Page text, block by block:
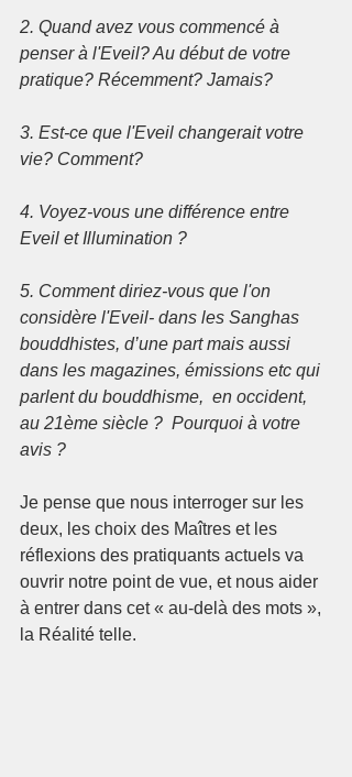
2. Quand avez vous commencé à
penser à l'Eveil? Au début de votre
pratique? Récemment? Jamais?
3. Est-ce que l'Eveil changerait votre
vie? Comment?
4. Voyez-vous une différence entre
Eveil et Illumination ?
5. Comment diriez-vous que l'on
considère l'Eveil- dans les Sanghas
bouddhistes, d’une part mais aussi
dans les magazines, émissions etc qui
parlent du bouddhisme,  en occident,
au 21ème siècle ?  Pourquoi à votre
avis ?
Je pense que nous interroger sur les
deux, les choix des Maîtres et les
réflexions des pratiquants actuels va
ouvrir notre point de vue, et nous aider
à entrer dans cet « au-delà des mots »,
la Réalité telle.